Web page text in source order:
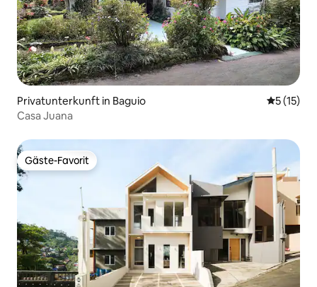
Privatunterkunft in Baguio
5 (15)
Casa Juana
Gäste-Favorit
Gäste-Favorit